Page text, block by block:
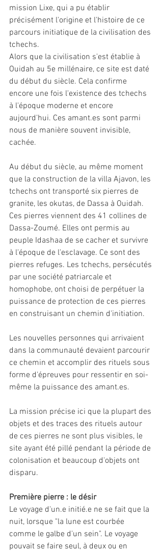
mission Lixe, qui a pu établir
précisément l'origine et l'histoire de ce
parcours initiatique de la civilisation des
tchechs.
Alors que la civilisation s'est établie à
Ouidah au 5e millénaire, ce site est daté
du début du siècle. Cela confirme
encore une fois l'existence des tchechs
à l'époque moderne et encore
aujourd'hui. Ces amant.es sont parmi
nous de manière souvent invisible,
cachée.
Au début du siècle, au même moment
que la construction de la villa Ajavon, les
tchechs ont transporté six pierres de
granite, les okutas, de Dassa à Ouidah.
Ces pierres viennent des 41 collines de
Dassa-Zoumé. Elles ont permis au
peuple Idashaa de se cacher et survivre
à l'époque de l'esclavage. Ce sont des
pierres refuges. Les tchechs, persécutés
par une société patriarcale et
homophobe, ont choisi de perpétuer la
puissance de protection de ces pierres
en construisant un chemin d'initiation.
Les nouvelles personnes qui arrivaient
dans la communauté devaient parcourir
ce chemin et accomplir des rituels sous
forme d'épreuves pour ressentir en soi-
même la puissance des amant.es.
La mission précise ici que la plupart des
objets et des traces des rituels autour
de ces pierres ne sont plus visibles, le
site ayant été pillé pendant la période de
colonisation et beaucoup d'objets ont
disparu.
Première pierre : le désir
Le voyage d'un.e initié.e ne se fait que la
nuit, lorsque "la lune est courbée
comme le galbe d'un sein". Le voyage
pouvait se faire seul, à deux ou en